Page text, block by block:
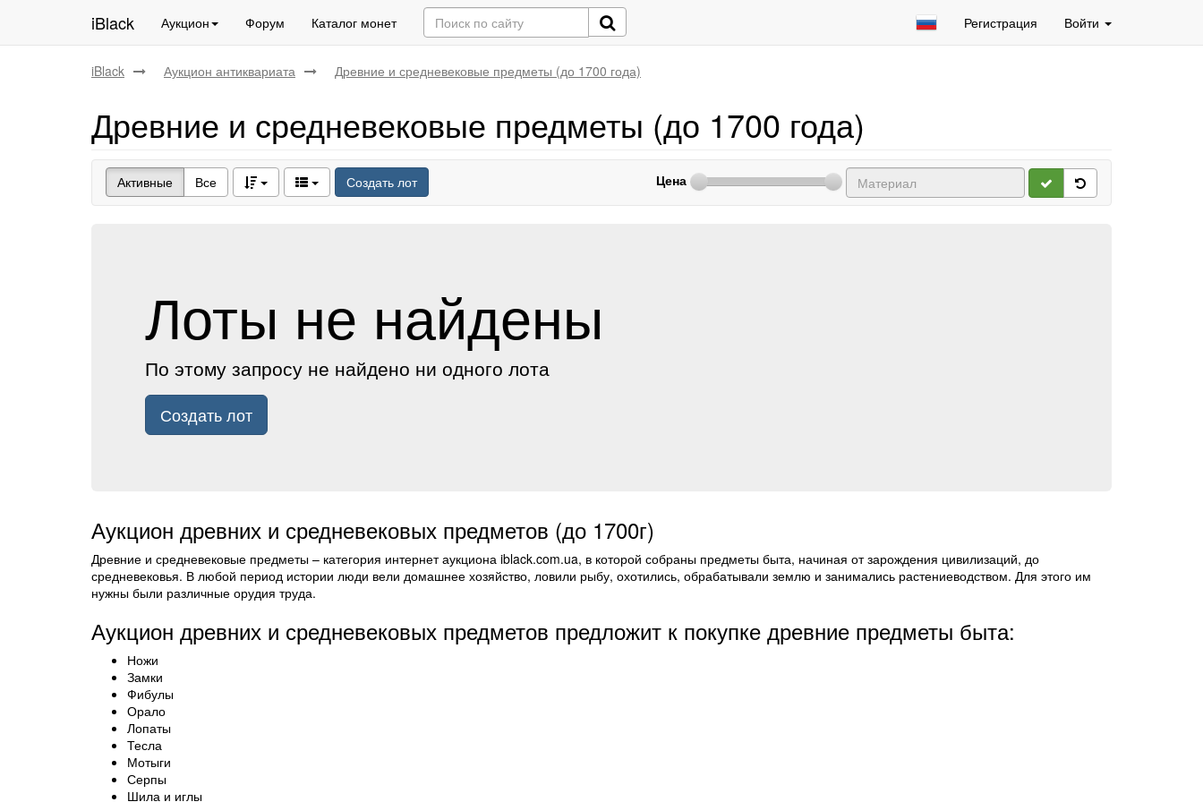
iBlack Аукцион Форум Каталог монет Регистрация Войти
iBlack Аукцион антиквариата Древние и средневековые предметы (до 1700 года)
Древние и средневековые предметы (до 1700 года)
Активные Все Создать лот Цена
Лоты не найдены
По этому запросу не найдено ни одного лота
Создать лот
Аукцион древних и средневековых предметов (до 1700г)
Древние и средневековые предметы – категория интернет аукциона iblack.com.ua, в которой собраны предметы быта, начиная от зарождения цивилизаций, до
средневековья. В любой период истории люди вели домашнее хозяйство, ловили рыбу, охотились, обрабатывали землю и занимались растениеводством. Для этого им
нужны были различные орудия труда.
Аукцион древних и средневековых предметов предложит к покупке древние предметы быта:
Ножи
Замки
Фибулы
Орало
Лопаты
Тесла
Мотыги
Серпы
Шила и иглы